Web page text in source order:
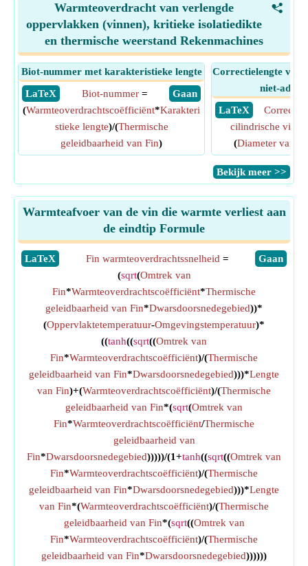
<
Warmteoverdracht van verlengde
oppervlakken (vinnen), kritieke isolatiedikte
en thermische weerstand Rekenmachines
Biot-nummer met karakteristieke lengte
​ LaTeX
​ Gaan
Biot-nummer=
(Warmteoverdrachtscoëfficiënt*Karakteri
stieke lengte)/(Thermische
geleidbaarheid van Fin)
Correctielengte
niet-
​ LaTeX
cilindrische vin
(Diameter van
​Bekijk meer >>
Warmteafvoer van de vin die warmte verliest aan
de eindtip Formule
​LaTeX ​Gaan
Fin warmteoverdrachtssnelheid =
(sqrt(Omtrek van
Fin*Warmteoverdrachtscoëfficiënt*Thermische
geleidbaarheid van Fin*Dwarsdoorsnedegebied))*
(Oppervlaktetemperatuur-Omgevingstemperatuur)*
((tanh((sqrt((Omtrek van
Fin*Warmteoverdrachtscoëfficiënt)/(Thermische
geleidbaarheid van Fin*Dwarsdoorsnedegebied)))*Lengte
van Fin)+(Warmteoverdrachtscoëfficiënt)/(Thermische
geleidbaarheid van Fin*(sqrt(Omtrek van
Fin*Warmteoverdrachtscoëfficiënt/Thermische
geleidbaarheid van
Fin*Dwarsdoorsnedegebied)))))/(1+tanh((sqrt((Omtrek van
Fin*Warmteoverdrachtscoëfficiënt)/(Thermische
geleidbaarheid van Fin*Dwarsdoorsnedegebied)))*Lengte
van Fin*(Warmteoverdrachtscoëfficiënt)/(Thermische
geleidbaarheid van Fin*(sqrt((Omtrek van
Fin*Warmteoverdrachtscoëfficiënt)/(Thermische
geleidbaarheid van Fin*Dwarsdoorsnedegebied))))))